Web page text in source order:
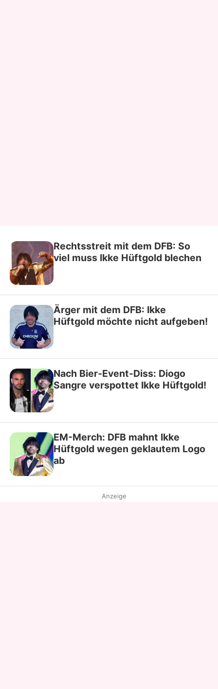
Rechtsstreit mit dem DFB: So
viel muss Ikke Hüftgold blechen
Ärger mit dem DFB: Ikke
Hüftgold möchte nicht aufgeben!
Nach Bier-Event-Diss: Diogo
Sangre verspottet Ikke Hüftgold!
EM-Merch: DFB mahnt Ikke
Hüftgold wegen geklautem Logo
ab
Anzeige